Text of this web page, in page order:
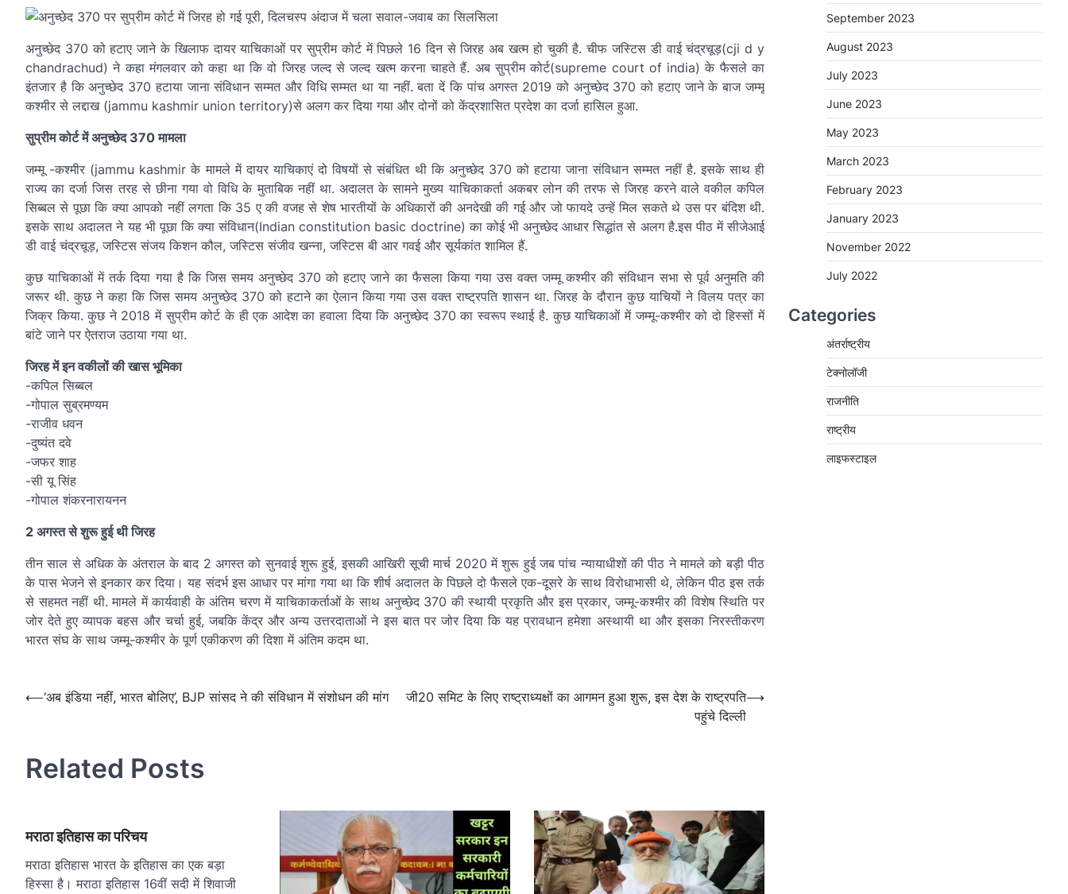
अनुच्छेद 370 को हटाए जाने के खिलाफ दायर याचिकाओं पर सुप्रीम कोर्ट में पिछले 16 दिन से जिरह अब खत्म हो चुकी है. चीफ जस्टिस डी वाई चंद्रचूड़(cji d y
chandrachud) ने कहा मंगलवार को कहा था कि वो जिरह जल्द से जल्द खत्म करना चाहते हैं. अब सुप्रीम कोर्ट(supreme court of india) के फैसले का
इंतजार है कि अनुच्छेद 370 हटाया जाना संविधान सम्मत और विधि सम्मत था या नहीं. बता दें कि पांच अगस्त 2019 को अनुच्छेद 370 को हटाए जाने के बाज जम्मू
कश्मीर से लद्दाख (jammu kashmir union territory)से अलग कर दिया गया और दोनों को केंद्रशासित प्रदेश का दर्जा हासिल हुआ.
सुप्रीम कोर्ट में अनुच्छेद 370 मामला
जम्मू -कश्मीर (jammu kashmir के मामले में दायर याचिकाएं दो विषयों से संबंधित थी कि अनुच्छेद 370 को हटाया जाना संविधान सम्मत नहीं है. इसके साथ ही
राज्य का दर्जा जिस तरह से छीना गया वो विधि के मुताबिक नहीं था. अदालत के सामने मुख्य याचिकाकर्ता अकबर लोन की तरफ से जिरह करने वाले वकील कपिल
सिब्बल से पूछा कि क्या आपको नहीं लगता कि 35 ए की वजह से शेष भारतीयों के अधिकारों की अनदेखी की गई और जो फायदे उन्हें मिल सकते थे उस पर बंदिश थी.
इसके साथ अदालत ने यह भी पूछा कि क्या संविधान(Indian constitution basic doctrine) का कोई भी अनुच्छेद आधार सिद्धांत से अलग है.इस पीठ में सीजेआई
डी वाई चंद्रचूड़, जस्टिस संजय किशन कौल, जस्टिस संजीव खन्ना, जस्टिस बी आर गवई और सूर्यकांत शामिल हैं.
कुछ याचिकाओं में तर्क दिया गया है कि जिस समय अनुच्छेद 370 को हटाए जाने का फैसला किया गया उस वक्त जम्मू कश्मीर की संविधान सभा से पूर्व अनुमति की
जरूर थी. कुछ ने कहा कि जिस समय अनुच्छेद 370 को हटाने का ऐलान किया गया उस वक्त राष्ट्रपति शासन था. जिरह के दौरान कुछ याचियों ने विलय पत्र का
जिक्र किया. कुछ ने 2018 में सुप्रीम कोर्ट के ही एक आदेश का हवाला दिया कि अनुच्छेद 370 का स्वरूप स्थाई है. कुछ याचिकाओं में जम्मू-कश्मीर को दो हिस्सों में
बांटे जाने पर ऐतराज उठाया गया था.
जिरह में इन वकीलों की खास भूमिका
-कपिल सिब्बल
-गोपाल सुब्रमण्यम
-राजीव धवन
-दुष्यंत दवे
-जफर शाह
-सी यू सिंह
-गोपाल शंकरनारायनन
2 अगस्त से शुरू हुई थी जिरह
तीन साल से अधिक के अंतराल के बाद 2 अगस्त को सुनवाई शुरू हुई, इसकी आखिरी सूची मार्च 2020 में शुरू हुई जब पांच न्यायाधीशों की पीठ ने मामले को बड़ी पीठ
के पास भेजने से इनकार कर दिया। यह संदर्भ इस आधार पर मांगा गया था कि शीर्ष अदालत के पिछले दो फैसले एक-दूसरे के साथ विरोधाभासी थे, लेकिन पीठ इस तर्क
से सहमत नहीं थी. मामले में कार्यवाही के अंतिम चरण में याचिकाकर्ताओं के साथ अनुच्छेद 370 की स्थायी प्रकृति और इस प्रकार, जम्मू-कश्मीर की विशेष स्थिति पर
जोर देते हुए व्यापक बहस और चर्चा हुई, जबकि केंद्र और अन्य उत्तरदाताओं ने इस बात पर जोर दिया कि यह प्रावधान हमेशा अस्थायी था और इसका निरस्तीकरण
भारत संघ के साथ जम्मू-कश्मीर के पूर्ण एकीकरण की दिशा में अंतिम कदम था.
navigation
Post
⟵‘अब इंडिया नहीं, भारत बोलिए’, BJP सांसद ने की संविधान में संशोधन की मांग
जी20 समिट के लिए राष्ट्राध्यक्षों का आगमन हुआ शुरू, इस देश के राष्ट्रपति
पहुंचे दिल्ली
⟶
Related Posts
मराठा इतिहास का परिचय
मराठा इतिहास भारत के इतिहास का एक बड़ा
हिस्सा है। मराठा इतिहास 16वीं सदी में शिवाजी
September 2023
August 2023
July 2023
June 2023
May 2023
March 2023
February 2023
January 2023
November 2022
July 2022
Categories
अंतर्राष्ट्रीय
टेक्नोलॉजी
राजनीति
राष्ट्रीय
लाइफस्टाइल